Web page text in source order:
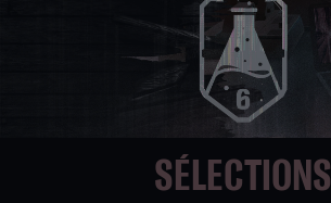
SÉLECTIONS